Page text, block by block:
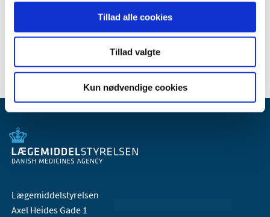
Tillad alle cookies
Tillad valgte
Kun nødvendige cookies
Generelle tilskud til medicin
Lægemiddelstyrelsen
Axel Heides Gade 1